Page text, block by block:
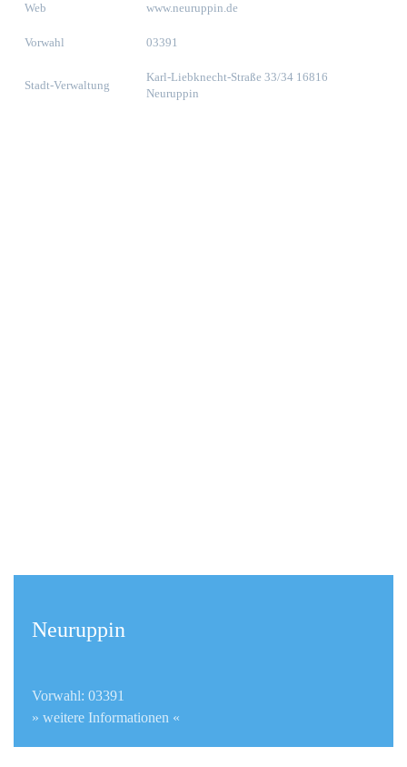
Web www.neuruppin.de
Vorwahl 03391
Stadt-Verwaltung
Karl-Liebknecht-Straße 33/34 16816
Neuruppin
Neuruppin
Vorwahl: 03391
» weitere Informationen «